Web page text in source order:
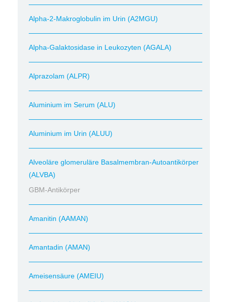
Alpha-2-Makroglobulin im Urin (A2MGU)
Alpha-Galaktosidase in Leukozyten (AGALA)
Alprazolam (ALPR)
Aluminium im Serum (ALU)
Aluminium im Urin (ALUU)
Alveoläre glomeruläre Basalmembran-Autoantikörper
(ALVBA)
GBM-Antikörper
Amanitin (AAMAN)
Amantadin (AMAN)
Ameisensäure (AMEIU)